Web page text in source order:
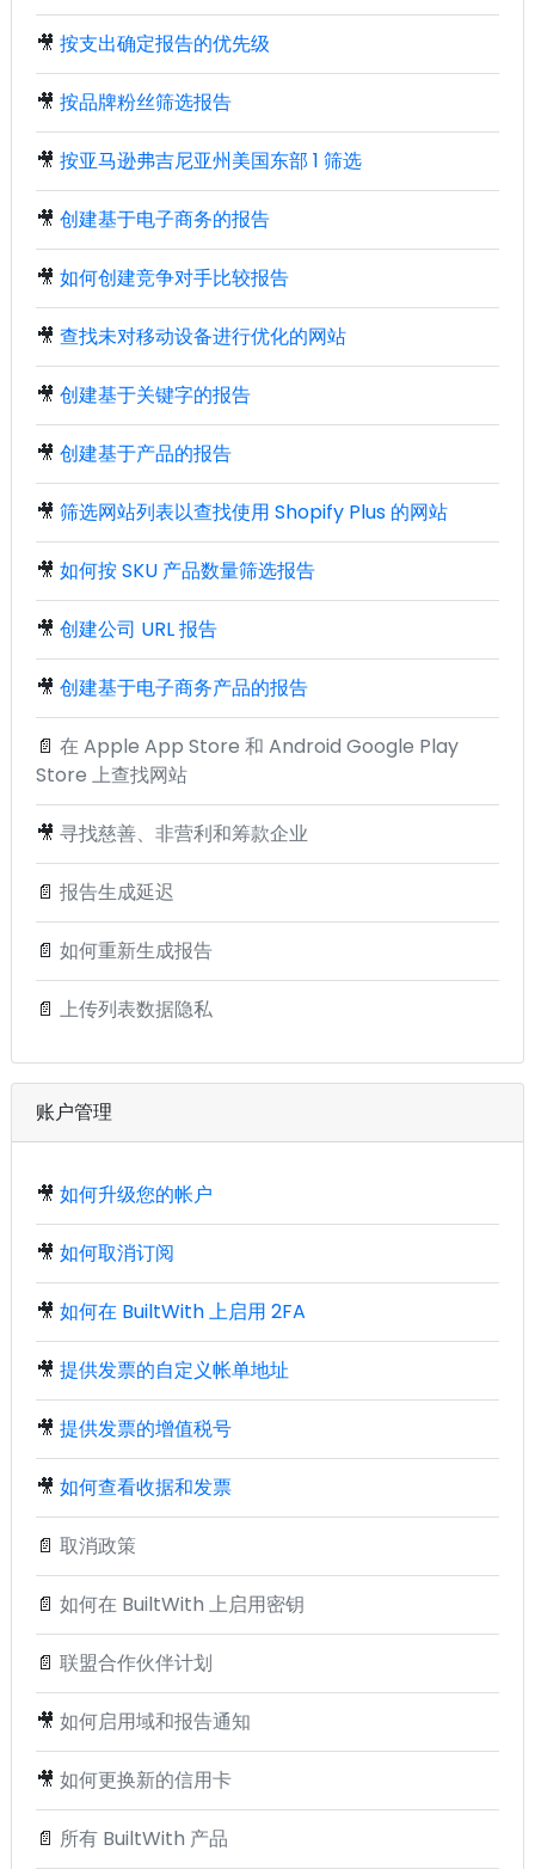
🎥 按支出确定报告的优先级
🎥 按品牌粉丝筛选报告
🎥 按亚马逊弗吉尼亚州美国东部 1 筛选
🎥 创建基于电子商务的报告
🎥 如何创建竞争对手比较报告
🎥 查找未对移动设备进行优化的网站
🎥 创建基于关键字的报告
🎥 创建基于产品的报告
🎥 筛选网站列表以查找使用 Shopify Plus 的网站
🎥 如何按 SKU 产品数量筛选报告
🎥 创建公司 URL 报告
🎥 创建基于电子商务产品的报告
📄 在 Apple App Store 和 Android Google Play
Store 上查找网站
🎥 寻找慈善、非营利和筹款企业
📄 报告生成延迟
📄 如何重新生成报告
📄 上传列表数据隐私
账户管理
🎥 如何升级您的帐户
🎥 如何取消订阅
🎥 如何在 BuiltWith 上启用 2FA
🎥 提供发票的自定义帐单地址
🎥 提供发票的增值税号
🎥 如何查看收据和发票
📄 取消政策
📄 如何在 BuiltWith 上启用密钥
📄 联盟合作伙伴计划
🎥 如何启用域和报告通知
🎥 如何更换新的信用卡
📄 所有 BuiltWith 产品